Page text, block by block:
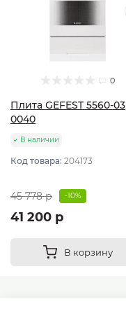
0
Плита GEFEST 5560-03
0040
В наличии
Код товара: 204173
45 778 р -10%
41 200 р
В корзину